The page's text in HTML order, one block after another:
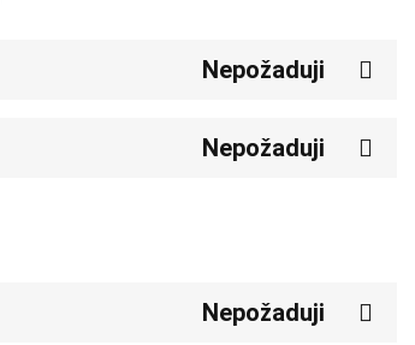
Nepožaduji
Nepožaduji
Nepožaduji